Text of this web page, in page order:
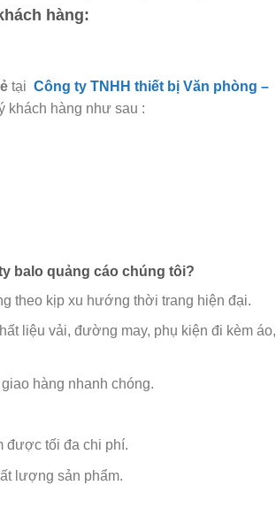
hàng:
tại Công ty TNHH thiết bị Văn phòng –
khách hàng như sau :
balo quảng cáo chúng tôi?
theo kịp xu hướng thời trang hiện đại.
liệu vải, đường may, phụ kiện đi kèm áo,
hàng nhanh chóng.
được tối đa chi phí.
lượng sản phẩm.